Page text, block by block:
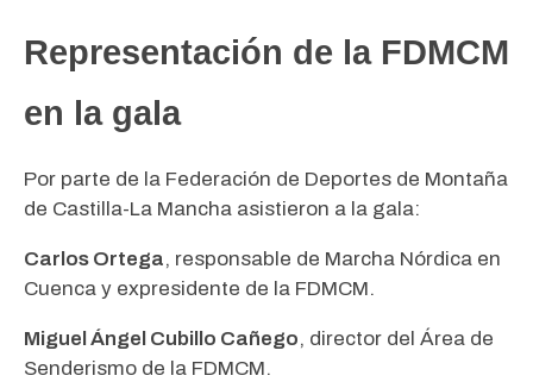
Representación de la FDMCM
en la gala
Por parte de la Federación de Deportes de Montaña
de Castilla-La Mancha asistieron a la gala:
Carlos Ortega, responsable de Marcha Nórdica en
Cuenca y expresidente de la FDMCM.
Miguel Ángel Cubillo Cañego, director del Área de
Senderismo de la FDMCM.